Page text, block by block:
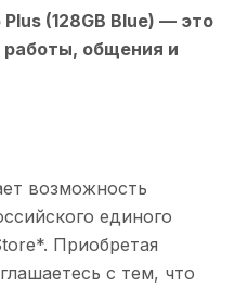
(128GB Blue) — это
общения и
возможность
единого
Приобретая
с тем, что